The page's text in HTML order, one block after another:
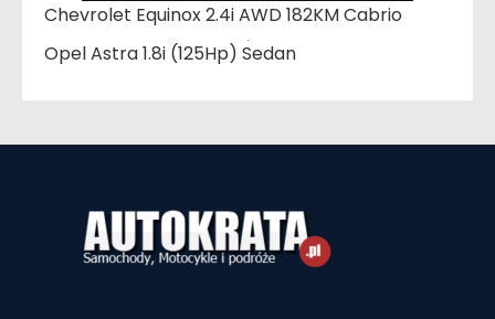
Chevrolet Equinox 2.4i AWD 182KM Cabrio
Opel Astra 1.8i (125Hp) Sedan